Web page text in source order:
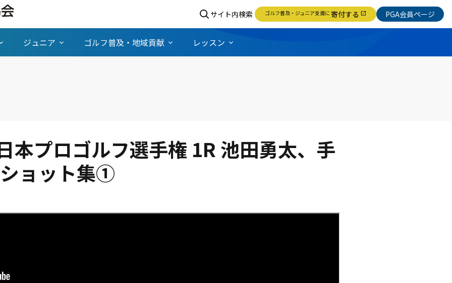
サイト内検索 ゴルフ普及・ジュニア支援に 寄付する open_in_new PGA会員ページ
ジュニア ゴルフ普及・地域貢献 レッスン
本プロゴルフ選手権 1R 池田勇太、手
ョット集①